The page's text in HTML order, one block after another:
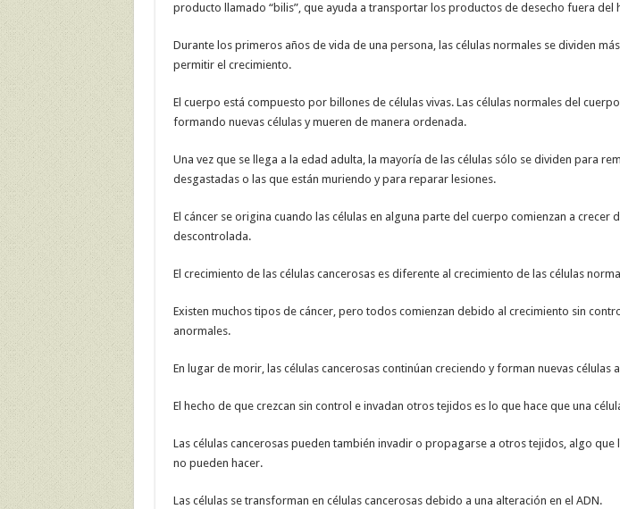
producto llamado “bilis”, que ayuda a transportar los productos de desecho fuera del
Durante los primeros años de vida de una persona, las células normales se dividen
permitir el crecimiento.
El cuerpo está compuesto por billones de células vivas. Las células normales del
formando nuevas células y mueren de manera ordenada.
Una vez que se llega a la edad adulta, la mayoría de las células sólo se dividen para
desgastadas o las que están muriendo y para reparar lesiones.
El cáncer se origina cuando las células en alguna parte del cuerpo comienzan a crecer
descontrolada.
El crecimiento de las células cancerosas es diferente al crecimiento de las células
Existen muchos tipos de cáncer, pero todos comienzan debido al crecimiento sin
anormales.
En lugar de morir, las células cancerosas continúan creciendo y forman nuevas células
El hecho de que crezcan sin control e invadan otros tejidos es lo que hace que una
Las células cancerosas pueden también invadir o propagarse a otros tejidos, algo que
no pueden hacer.
Las células se transforman en células cancerosas debido a una alteración en el ADN.